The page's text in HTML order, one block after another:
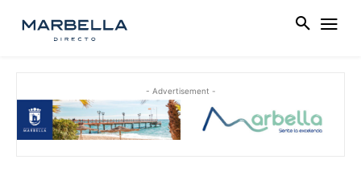
- Advertisement -